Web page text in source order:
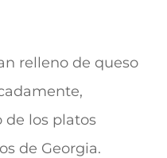
relleno de queso
de los platos
de Georgia.